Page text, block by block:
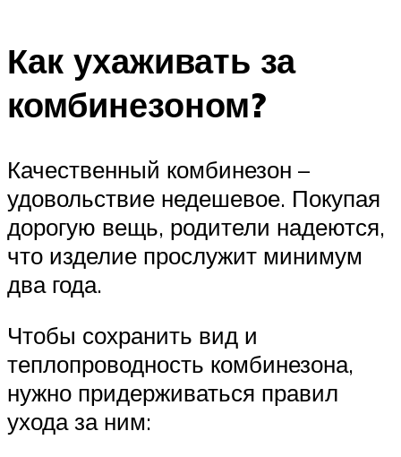
Как ухаживать за
комбинезоном?
Качественный комбинезон –
удовольствие недешевое. Покупая
дорогую вещь, родители надеются,
что изделие прослужит минимум
два года.
Чтобы сохранить вид и
теплопроводность комбинезона,
нужно придерживаться правил
ухода за ним: